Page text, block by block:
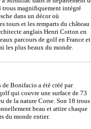
magnifiquement intégré
dans un décor où
tours et les remparts du château
anglais Henri Cotton en
parcours de golf en France et
les plus beaux du monde.
Bonifacio a été créé par
qui couvre une surface de 73
de la nature Corse. Son 18 trous
beau et attire chaque
du monde entier.